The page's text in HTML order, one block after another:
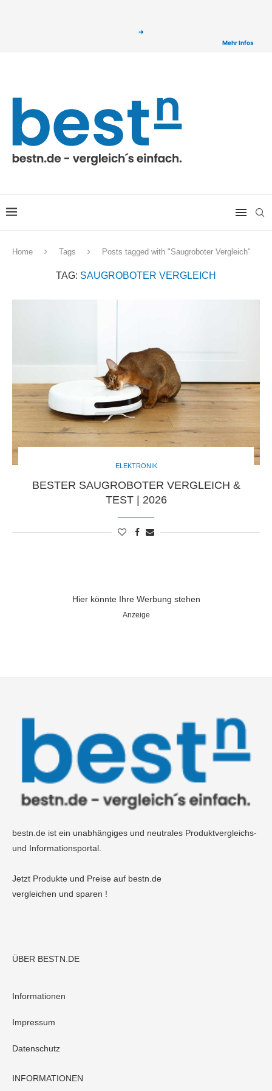
➔
Mehr Infos
Home Tags Posts tagged with "Saugroboter Vergleich"
TAG: SAUGROBOTER VERGLEICH
ELEKTRONIK
BESTER SAUGROBOTER VERGLEICH &
TEST | 2026
Hier könnte Ihre Werbung stehen
Anzeige
bestn.de ist ein unabhängiges und neutrales Produktvergleichs-
und Informationsportal.
Jetzt Produkte und Preise auf bestn.de
vergleichen und sparen !
ÜBER BESTN.DE
Informationen
Impressum
Datenschutz
INFORMATIONEN